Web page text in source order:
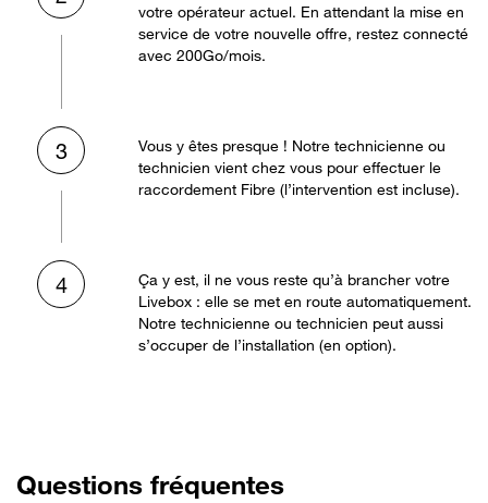
votre opérateur actuel. En attendant la mise en
service de votre nouvelle offre, restez connecté
avec 200Go/mois.
3
Vous y êtes presque ! Notre technicienne ou
technicien vient chez vous pour effectuer le
raccordement Fibre (l’intervention est incluse).
4
Ça y est, il ne vous reste qu’à brancher votre
Livebox : elle se met en route automatiquement.
Notre technicienne ou technicien peut aussi
s’occuper de l’installation (en option).
Questions fréquentes